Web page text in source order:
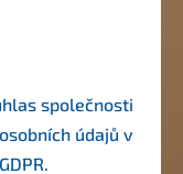
společnosti
údajů v
GDPR.